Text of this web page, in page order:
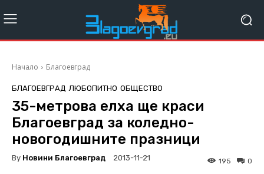
Начало Благоевград
БЛАГОЕВГРАД ЛЮБОПИТНО ОБЩЕСТВО
35-метрова елха ще краси
Благоевград за коледно-
новогодишните празници
By Новини Благоевград 2013-11-21 0
195